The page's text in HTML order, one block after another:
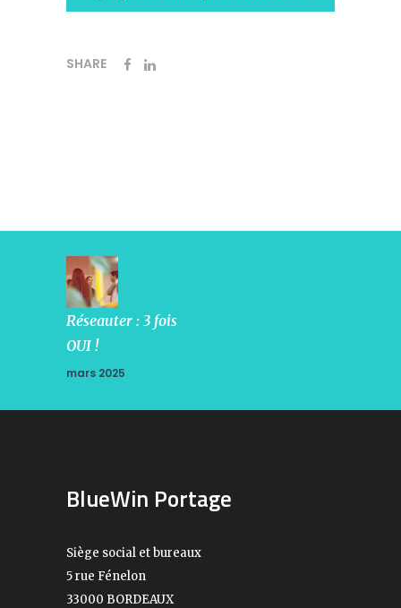
SHARE
Réseauter : 3 fois
OUI !
mars 2025
BlueWin Portage
Siège social et bureaux
5 rue Fénelon
33000 BORDEAUX